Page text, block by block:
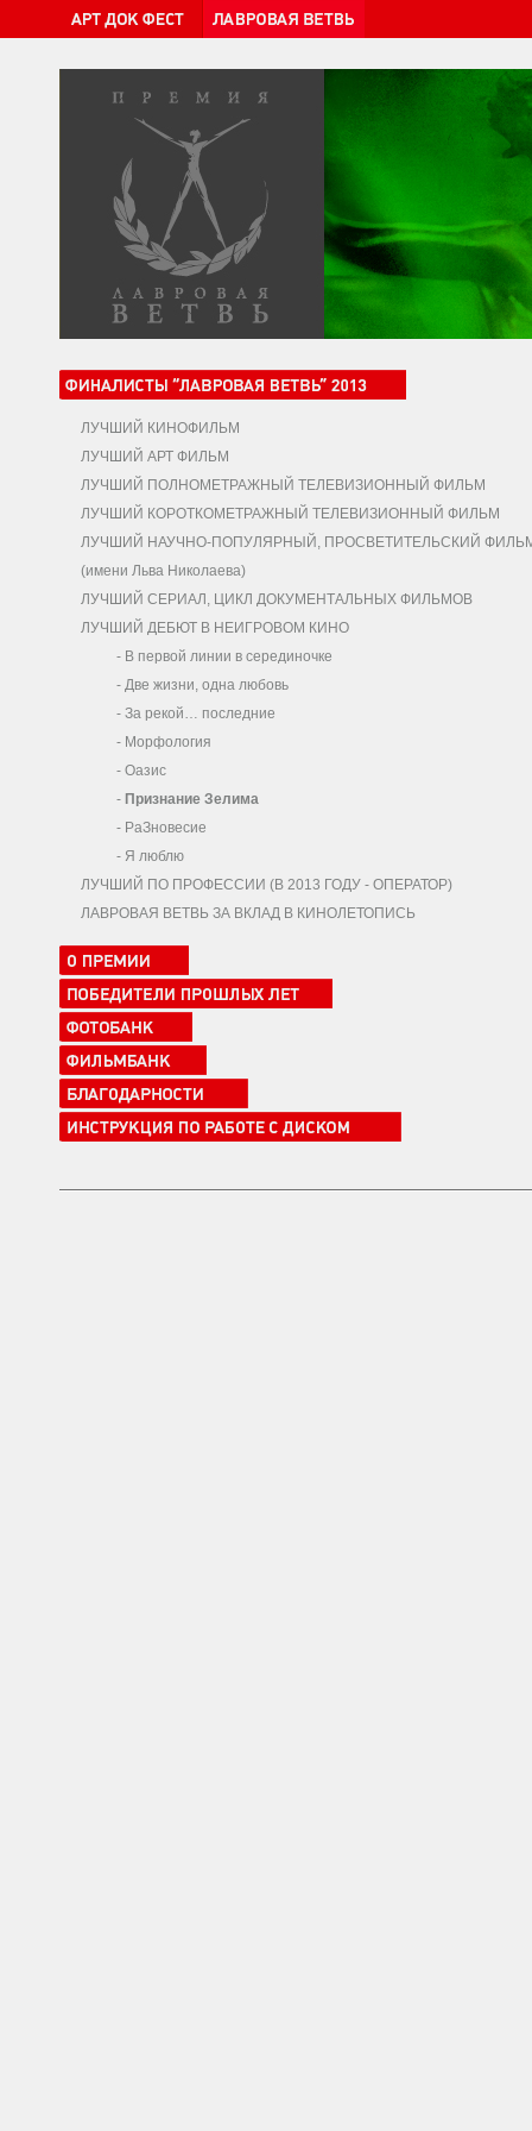
ЛУЧШИЙ КИНОФИЛЬМ
ЛУЧШИЙ АРТ ФИЛЬМ
ЛУЧШИЙ ПОЛНОМЕТРАЖНЫЙ ТЕЛЕВИЗИОННЫЙ ФИЛЬМ
ЛУЧШИЙ КОРОТКОМЕТРАЖНЫЙ ТЕЛЕВИЗИОННЫЙ ФИЛЬМ
ЛУЧШИЙ НАУЧНО-ПОПУЛЯРНЫЙ, ПРОСВЕТИТЕЛЬСКИЙ
(имени Льва Николаева)
ЛУЧШИЙ СЕРИАЛ, ЦИКЛ ДОКУМЕНТАЛЬНЫХ ФИЛЬМОВ
ЛУЧШИЙ ДЕБЮТ В НЕИГРОВОМ КИНО
- В первой линии в серединочке
- Две жизни, одна любовь
- За рекой… последние
- Морфология
- Оазис
- Признание Зелима
- РаЗновесие
- Я люблю
ЛУЧШИЙ ПО ПРОФЕССИИ (В 2013 ГОДУ - ОПЕРАТОР)
ЛАВРОВАЯ ВЕТВЬ ЗА ВКЛАД В КИНОЛЕТОПИСЬ